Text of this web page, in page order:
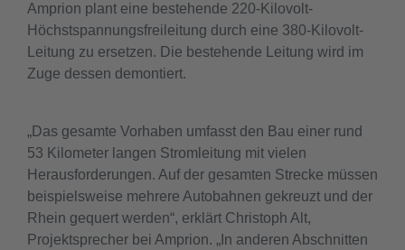
Amprion plant eine bestehende 220-Kilovolt-
Höchstspannungsfreileitung durch eine 380-Kilovolt-
Leitung zu ersetzen. Die bestehende Leitung wird im
Zuge dessen demontiert.
„Das gesamte Vorhaben umfasst den Bau einer rund
53 Kilometer langen Stromleitung mit vielen
Herausforderungen. Auf der gesamten Strecke müssen
beispielsweise mehrere Autobahnen gekreuzt und der
Rhein gequert werden“, erklärt Christoph Alt,
Projektsprecher bei Amprion. „In anderen Abschnitten